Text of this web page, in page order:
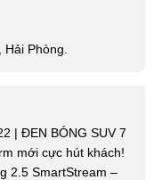
Phòng.
| ĐEN BÓNG SUV 7
mới cực hút khách!
2.5 SmartStream –